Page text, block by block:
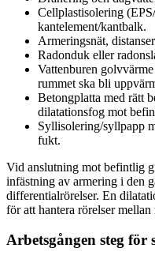
Cellplastisolering
kantelement/kantbalk.
Armeringsnät,
Radonduk eller
Vattenburen
rummet ska bli
Betongplatta med rätt
dilatationsfog mot
Syllisolering/syllpapp
fukt.
Vid anslutning mot befintlig
infästning av armering i den
differentialrörelser. En
för att hantera rörelser
Arbetsgången steg för